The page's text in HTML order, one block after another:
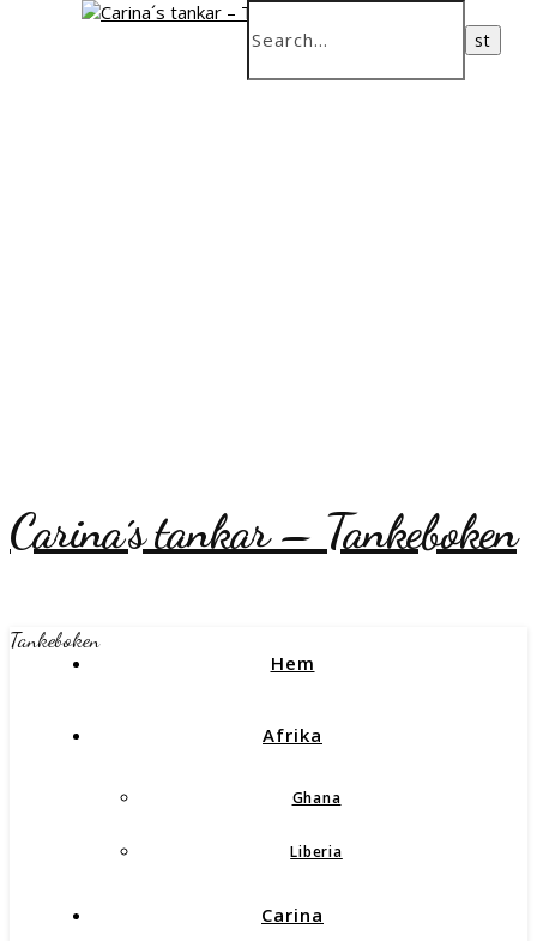
Carina´s tankar – Tankeboken
Tankeboken
Hem
Afrika
Ghana
Liberia
Carina